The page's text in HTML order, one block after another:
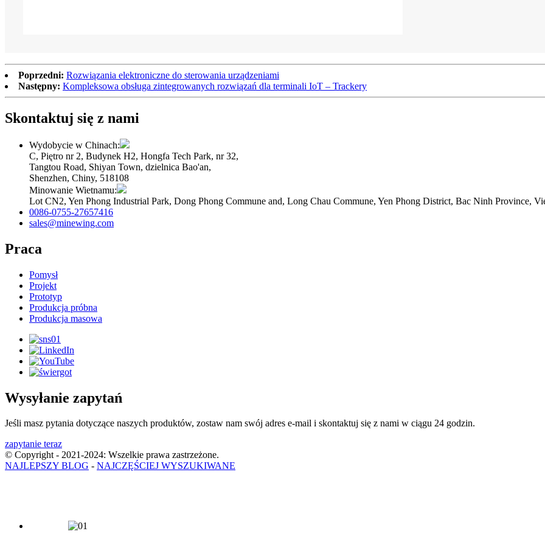
Poprzedni: Rozwiązania elektroniczne do sterowania urządzeniami
Następny: Kompleksowa obsługa zintegrowanych rozwiązań dla terminali IoT – Trackery
Skontaktuj się z nami
Wydobycie w Chinach:
C, Piętro nr 2, Budynek H2, Hongfa Tech Park, nr 32,
Tangtou Road, Shiyan Town, dzielnica Bao'an,
Shenzhen, Chiny, 518108
Minowanie Wietnamu:
Lot CN2, Yen Phong Industrial Park, Dong Phong Commune and, Long Chau Commune, Yen Phong District, Bac Ninh Province,
0086-0755-27657416
sales@minewing.com
Praca
Pomysł
Projekt
Prototyp
Produkcja próbna
Produkcja masowa
Wysyłanie zapytań
Jeśli masz pytania dotyczące naszych produktów, zostaw nam swój adres e-mail i skontaktuj się z nami w ciągu 24 godzin.
zapytanie teraz
© Copyright - 2021-2024: Wszelkie prawa zastrzeżone.
NAJLEPSZY BLOG - NAJCZĘŚCIEJ WYSZUKIWANE